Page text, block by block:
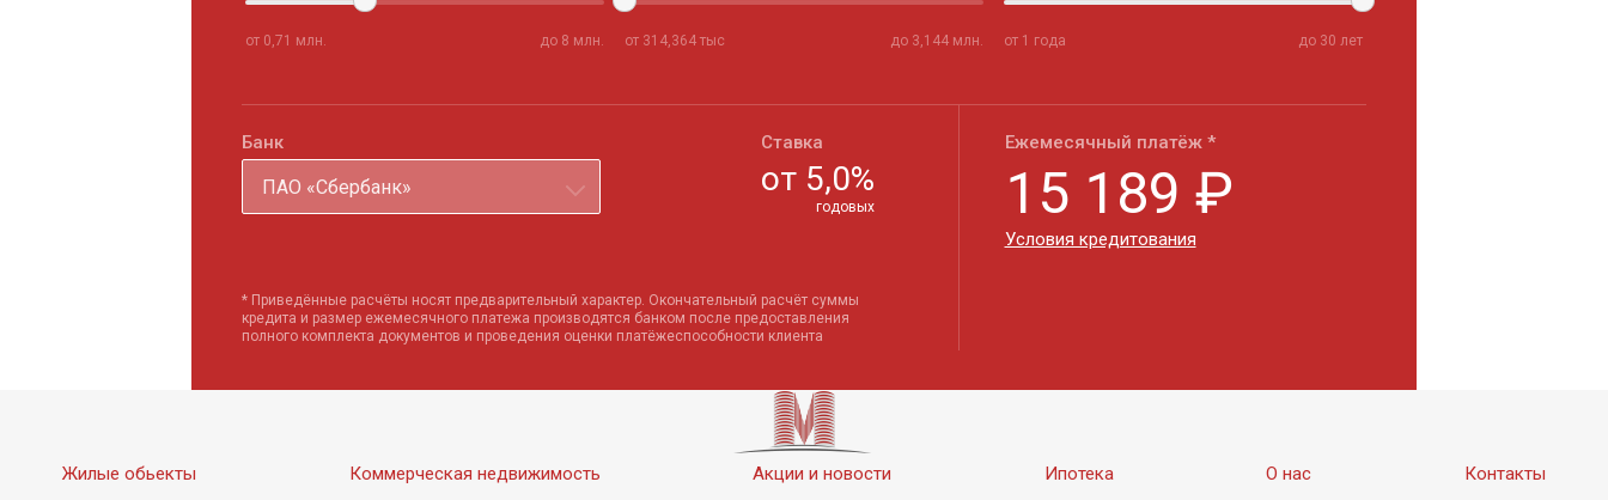
от 0,71 млн. до 8 млн. от 314,364 тыс до 3,144 млн. от 1 года до 30 лет
Банк
ПАО «Сбербанк»
Ставка
от 5,0%
годовых
* Приведённые расчёты носят предварительный характер. Окончательный расчёт суммы
кредита и размер ежемесячного платежа производятся банком после предоставления
полного комплекта документов и проведения оценки платёжеспособности клиента
Ежемесячный платёж *
15 189 ₽
Условия кредитования
Жилые обьекты Коммерческая недвижимость Акции и новости Ипотека О нас Контакты